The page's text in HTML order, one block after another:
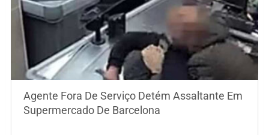
Agente Fora De Serviço Detém Assaltante Em
Supermercado De Barcelona